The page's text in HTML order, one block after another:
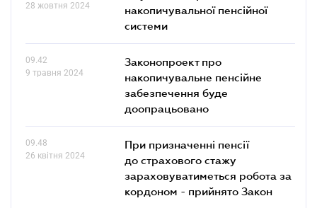
28 жовтня 2024
накопичувальної пенсійної
системи
09.42
9 травня 2024
Законопроект про
накопичувальне пенсійне
забезпечення буде
доопрацьовано
09.48
26 квітня 2024
При призначенні пенсії
до страхового стажу
зараховуватиметься робота за
кордоном - прийнято Закон